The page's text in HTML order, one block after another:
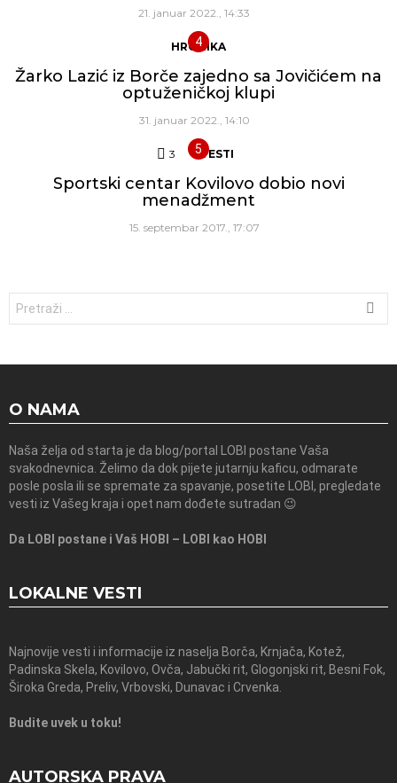
21. januar 2022., 14:33
HRONIKA
Žarko Lazić iz Borče zajedno sa Jovičićem na
optuženičkoj klupi
31. januar 2022., 14:10
3 Komentara
VESTI
Sportski centar Kovilovo dobio novi
menadžment
15. septembar 2017., 17:07
O NAMA
Naša želja od starta je da blog/portal LOBI postane Vaša
svakodnevnica. Želimo da dok pijete jutarnju kaficu, odmarate
posle posla ili se spremate za spavanje, posetite LOBI, pregledate
vesti iz Vašeg kraja i opet nam dođete sutradan 😉
Da LOBI postane i Vaš HOBI – LOBI kao HOBI
LOKALNE VESTI
Najnovije vesti i informacije iz naselja Borča, Krnjača, Kotež,
Padinska Skela, Kovilovo, Ovča, Jabučki rit, Glogonjski rit, Besni Fok,
Široka Greda, Preliv, Vrbovski, Dunavac i Crvenka.
Budite uvek u toku!
AUTORSKA PRAVA